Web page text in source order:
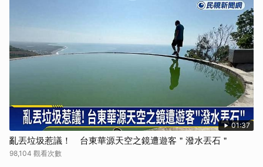
01:37
亂丟垃圾惹議！ 台東華源天空之鏡遭遊客＂潑水丟石＂
98,104 觀看次數